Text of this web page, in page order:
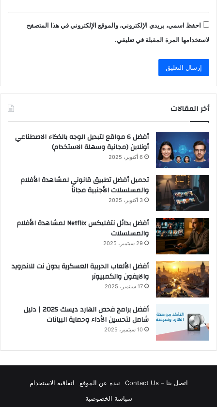
احفظ اسمي، بريدي الإلكتروني، والموقع الإلكتروني في هذا المتصفح
لاستخدامها المرة المقبلة في تعليقي.
أخر المقالات
أفضل 6 مواقع لتبديل الوجه بالذكاء الاصطناعي
أونلاين (مجانية وسهلة الاستخدام)
6 أكتوبر، 2025
تحميل أفضل تطبيق قانوني لمشاهدة الأفلام
والمسلسلات الأجنبية مجاناً
3 أكتوبر، 2025
أفضل بدائل نتفليكس Netflix لمشاهدة الأفلام
والمسلسلات
29 سبتمبر، 2025
أفضل الألعاب الحربية العسكرية بدون نت للاندرويد
والايفون والكمبيوتر
17 سبتمبر، 2025
أفضل برامج فحص الهارد ديسك 2025 | دليل
شامل لتحسين الأداء وحماية البيانات
10 سبتمبر، 2025
اتصل بنا – Contact Us نبدة عن الموقع
اتفاقية الاستخدام
سياسة الخصوصية